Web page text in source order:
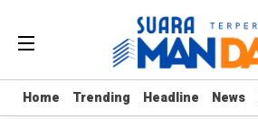
Home Trending Headline News
Home Trending Headline News